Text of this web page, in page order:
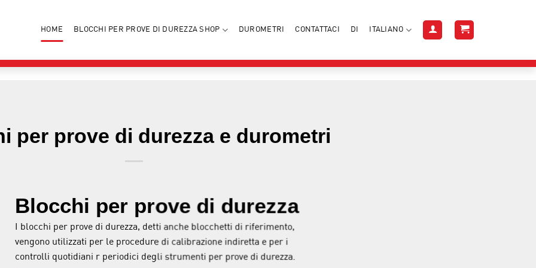
HOME BLOCCHI PER PROVE DI DUREZZA SHOP DUROMETRI CONTATTACI DI ITALIANO
per prove di durezza e durometri
Blocchi per prove di durezza
I blocchi per prove di durezza, detti anche blocchetti di riferimento,
vengono utilizzati per le procedure di calibrazione indiretta e per i
controlli quotidiani r periodici degli strumenti per prove di durezza.